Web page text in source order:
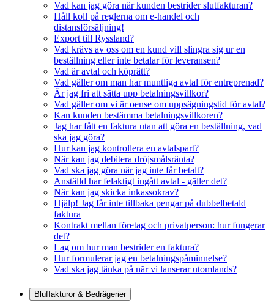
Vad kan jag göra när kunden bestrider slutfakturan?
Håll koll på reglerna om e-handel och
distansförsäljning!
Export till Ryssland?
Vad krävs av oss om en kund vill slingra sig ur en
beställning eller inte betalar för leveransen?
Vad är avtal och köprätt?
Vad gäller om man har muntliga avtal för entreprenad?
Är jag fri att sätta upp betalningsvillkor?
Vad gäller om vi är oense om uppsägningstid för avtal?
Kan kunden bestämma betalningsvillkoren?
Jag har fått en faktura utan att göra en beställning, vad
ska jag göra?
Hur kan jag kontrollera en avtalspart?
När kan jag debitera dröjsmålsränta?
Vad ska jag göra när jag inte får betalt?
Anställd har felaktigt ingått avtal - gäller det?
När kan jag skicka inkassokrav?
Hjälp! Jag får inte tillbaka pengar på dubbelbetald
faktura
Kontrakt mellan företag och privatperson: hur fungerar
det?
Lag om hur man bestrider en faktura?
Hur formulerar jag en betalningspåminnelse?
Vad ska jag tänka på när vi lanserar utomlands?
Bluffakturor & Bedrägerier